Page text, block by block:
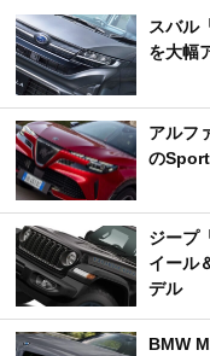
スバル
を大幅
アルフ
の
ジープ
イール
デル
BMW